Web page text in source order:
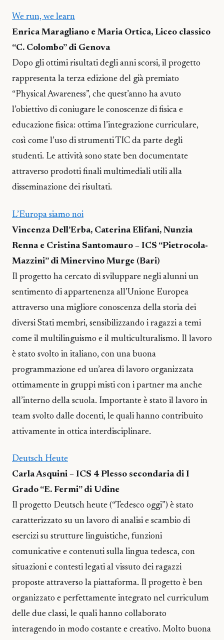
We run, we learn
Enrica Maragliano e Maria Ortica, Liceo classico
“C. Colombo” di Genova
Dopo gli ottimi risultati degli anni scorsi, il progetto
rappresenta la terza edizione del già premiato
“Physical Awareness”, che quest’anno ha avuto
l’obiettivo di coniugare le conoscenze di fisica e
educazione fisica: ottima l’integrazione curriculare,
così come l’uso di strumenti TIC da parte degli
studenti. Le attività sono state ben documentate
attraverso prodotti finali multimediali utili alla
disseminazione dei risultati.
L’Europa siamo noi
Vincenza Dell’Erba, Caterina Elifani, Nunzia
Renna e Cristina Santomauro – ICS “Pietrocola-
Mazzini” di Minervino Murge (Bari)
Il progetto ha cercato di sviluppare negli alunni un
sentimento di appartenenza all’Unione Europea
attraverso una migliore conoscenza della storia dei
diversi Stati membri, sensibilizzando i ragazzi a temi
come il multilinguismo e il multiculturalismo. Il lavoro
è stato svolto in italiano, con una buona
programmazione ed un’area di lavoro organizzata
ottimamente in gruppi misti con i partner ma anche
all’interno della scuola. Importante è stato il lavoro in
team svolto dalle docenti, le quali hanno contribuito
attivamente in ottica interdisciplinare.
Deutsch Heute
Carla Asquini – ICS 4 Plesso secondaria di I
Grado “E. Fermi” di Udine
Il progetto Deutsch heute (“Tedesco oggi”) è stato
caratterizzato su un lavoro di analisi e scambio di
esercizi su strutture linguistiche, funzioni
comunicative e contenuti sulla lingua tedesca, con
situazioni e contesti legati al vissuto dei ragazzi
proposte attraverso la piattaforma. Il progetto è ben
organizzato e perfettamente integrato nel curriculum
delle due classi, le quali hanno collaborato
interagendo in modo costante e creativo. Molto buona